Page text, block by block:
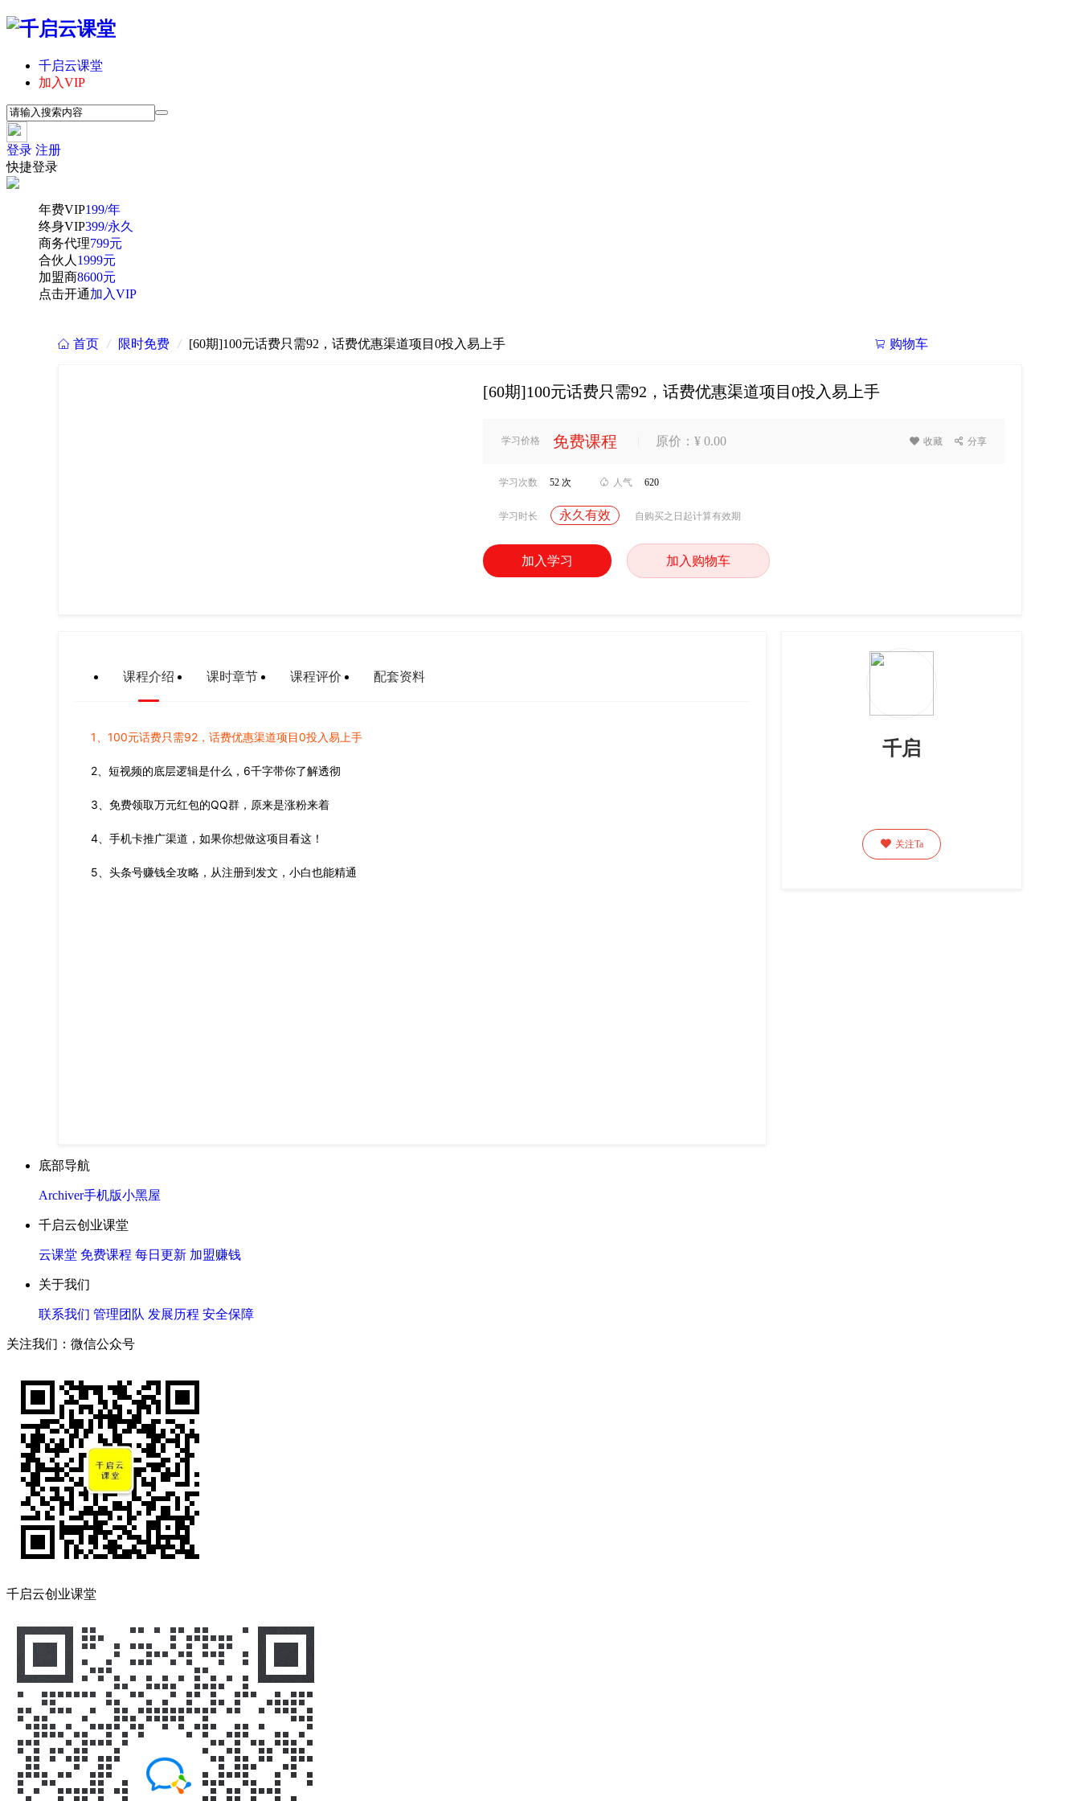
千启云课堂
加入VIP
登录 注册
快捷登录
年费VIP199/年
终身VIP399/永久
商务代理799元
合伙人 1999元
加盟商8600元
点击开通加入VIP
 购物车
 首页 / 限时免费 / [60期]100元话费只需92，话费优惠渠道项目0投入易上手
[60期]100元话费只需92，话费优惠渠道项目0投入易上手
学习价格 免费课程 原价：¥ 0.00  收藏  分享
学习次数 52 次  人气 620
学习时长 永久有效 自购买之日起计算有效期
加入学习 加入购物车
课程介绍 课时章节 课程评价 配套资料
1、 100元话费只需92，话费优惠渠道项目0投入易上手
2、短视频的底层逻辑是什么，6千字带你了解透彻
3、免费领取万元红包的QQ群，原来是涨粉来着
4、手机卡推广渠道，如果你想做这项目看这！
5、头条号赚钱全攻略，从注册到发文，小白也能精通
千启
 关注Ta
底部导航
Archiver手机版小黑屋
千启云创业课堂
云课堂 免费课程 每日更新 加盟赚钱
关于我们
联系我们 管理团队 发展历程 安全保障
关注我们：微信公众号
千启云创业课堂